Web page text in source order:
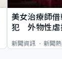
美女治療師
犯 外物性虐
新聞資訊 新聞